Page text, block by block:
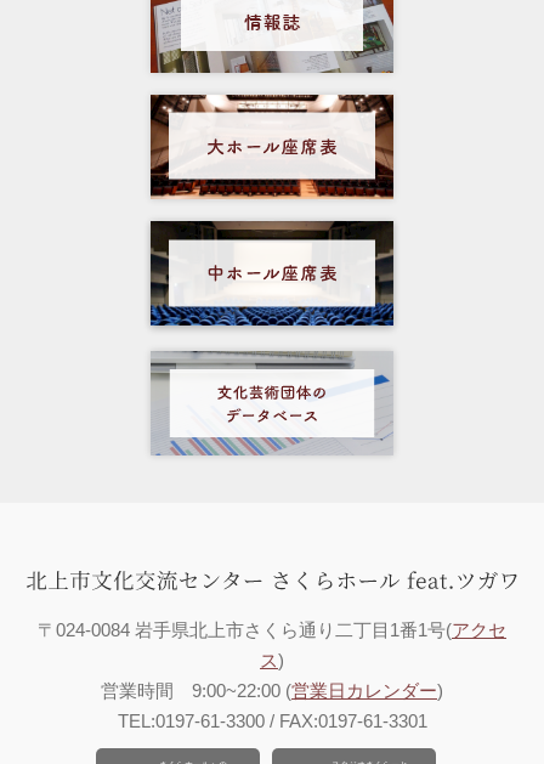
〒024-0084 岩手県北上市さくら通り二丁目1番1号(アクセ
ス)
営業時間 9:00~22:00 (営業日カレンダー)
TEL:0197-61-3300 / FAX:0197-61-3301